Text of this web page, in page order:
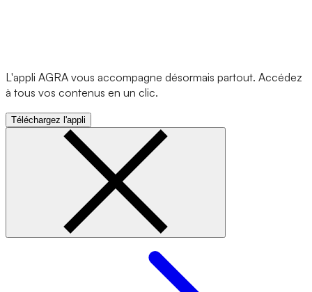
L'appli AGRA vous accompagne désormais partout. Accédez
à tous vos contenus en un clic.
Téléchargez l'appli